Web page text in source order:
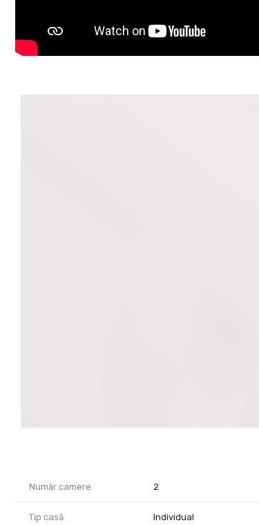
doresc o casă gata pregătită pentru locuit.
Pentru detalii suplimentare sau programarea
Telefon: 0729 966 649
Număr camere 2
Tip casă Individual